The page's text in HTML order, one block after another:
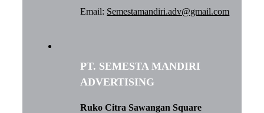
Email: Semestamandiri.adv@gmail.com
PT. SEMESTA MANDIRI
ADVERTISING
Ruko Citra Sawangan Square